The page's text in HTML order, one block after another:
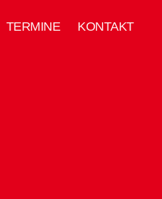
TERMINE KONTAKT